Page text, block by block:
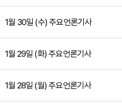
1월 30일 (수) 주요언론기사
1월 29일 (화) 주요언론기사
1월 28일 (월) 주요언론기사